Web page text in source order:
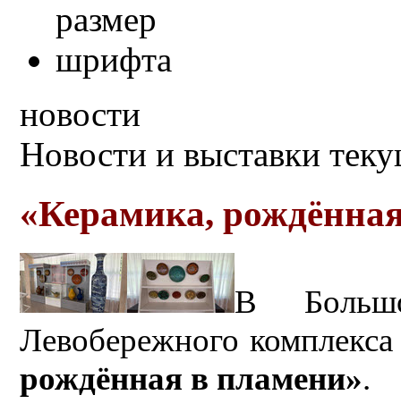
новости
Новости и выставки
«Керамика,
В
Левобережного
рождённая в пламени».